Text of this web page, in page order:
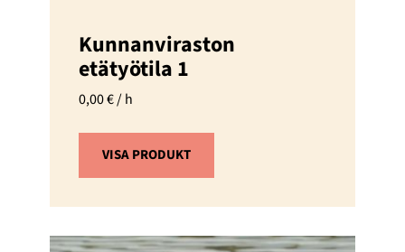
Kunnanviraston
etätyötila 1
0,00€/ h
VISA PRODUKT